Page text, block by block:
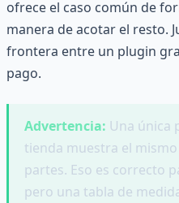
ofrece el caso común de
manera de acotar el resto.
frontera entre un plugin
pago.
Advertencia: Una única
tienda muestra el
partes. Eso es correcto
pero una tabla de